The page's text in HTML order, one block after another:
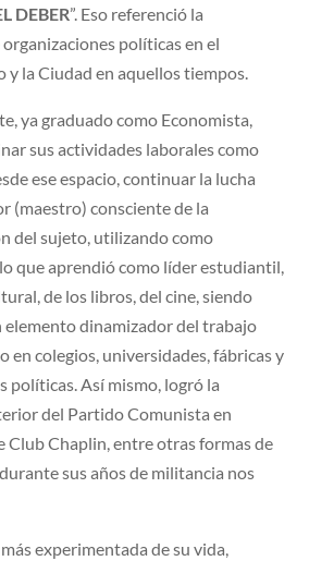
DEBER”. Eso referenció la
políticas en el
y la Ciudad en aquellos tiempos.
ya graduado como Economista,
sus actividades laborales como
ese espacio, continuar la lucha
(maestro) consciente de la
del sujeto, utilizando como
que aprendió como líder estudiantil,
de los libros, del cine, siendo
elemento dinamizador del trabajo
en colegios, universidades, fábricas y
políticas. Así mismo, logró la
del Partido Comunista en
Club Chaplin, entre otras formas de
sus años de militancia nos
experimentada de su vida,